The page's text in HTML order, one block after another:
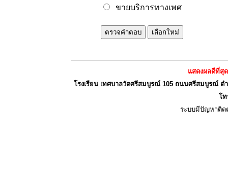
ขายบริการทางเพศ
แสดงผลดีที่สุ
โรงเรียน เทศบาลวัดศรีสมบูรณ์ 105 ถนนศรีสมบูรณ์
โท
ระบบมีปัญหาติด